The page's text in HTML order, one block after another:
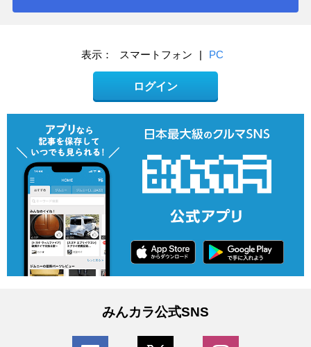
表示： スマートフォン | PC
ログイン
みんカラ公式SNS